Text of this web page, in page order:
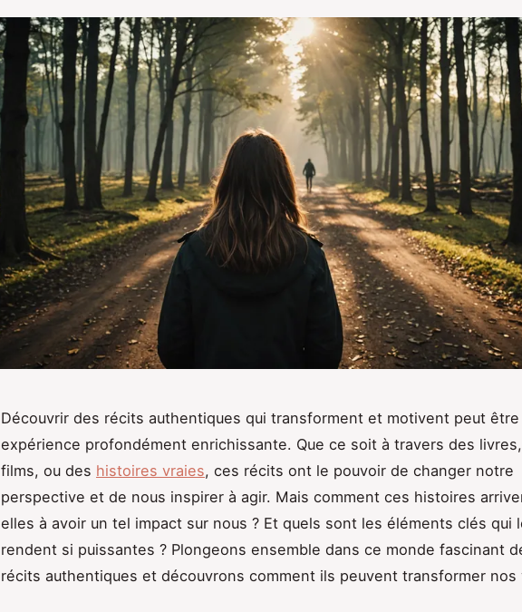
Découvrir des récits authentiques qui transforment et motivent peut être
expérience profondément enrichissante. Que ce soit à travers des
films, ou des histoires vraies, ces récits ont le pouvoir de changer notre
perspective et de nous inspirer à agir. Mais comment ces histoires
elles à avoir un tel impact sur nous ? Et quels sont les éléments clés qui
rendent si puissantes ? Plongeons ensemble dans ce monde fascinant
récits authentiques et découvrons comment ils peuvent transformer nos